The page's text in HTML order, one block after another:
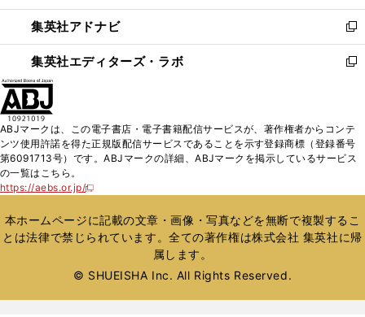
開
く
ウ
で
開
く
ン
ド
ウ
で
ウ
ィ
ン
ド
く
集英社アドナビ
新
し
い
ド
ウ
で
集英社エディターズ・ラボ
新
ィ
ン
ド
開
く
ABJマークは、この電子書店・電子書籍配信サービスが、著作権者からコンテ
ンツ使用許諾を得た正規版配信サービスであることを示す登録商標（登録番号
第6091713号）です。ABJマークの詳細、ABJマークを掲示しているサービス
の一覧はこちら。
https://aebs.or.jp/
新
い
ウ
ィ
ウ
本ホームページに記載の文章・画像・写真などを無断で複製するこ
とは法律で禁じられています。全ての著作権は株式会社 集英社に帰
属します。
© SHUEISHA Inc. All Rights Reserved.